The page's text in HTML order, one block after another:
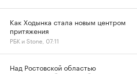
Как Ходынка стала новым центром
притяжения
РБК и Stone, 07:11
Над Ростовской областью